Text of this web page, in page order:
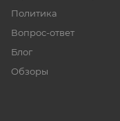
Политика
Вопрос-ответ
Блог
Обзоры